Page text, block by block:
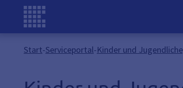
Start-Serviceportal-Kinder und